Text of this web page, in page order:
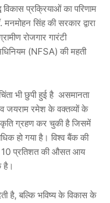
प्रक्रियाओं का परिणाम
सिंह की सरकार द्वारा
रोजगार गारंटी
(NFSA) की महती
भी छुपी हुई है असमानता
जयराम रमेश के वक्तव्यों के
ग्रहण कर चुकी है जिसमें
हो गया है। विश्व बैंक की
10 प्रतिशत की औसत आय
है।
है, बल्कि भविष्य के विकास के